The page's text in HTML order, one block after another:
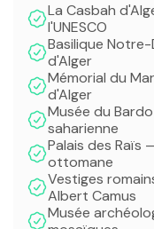
La Casbah
l'UNESCO
Basilique
d'Alger
Mémorial du
d'Alger
Musée du
saharienne
Palais des Raïs
ottomane
Vestiges
Albert Camus
Musée